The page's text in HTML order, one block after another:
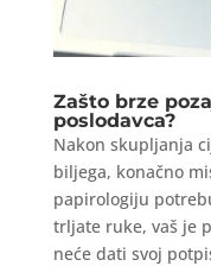
Zašto brze
poslodavca?
Nakon skupljanja
biljega, konačno
papirologiju
trljate ruke, vaš je
neće dati svoj